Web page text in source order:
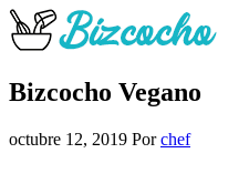
Bizcocho Vegano
octubre 12, 2019 Porchef